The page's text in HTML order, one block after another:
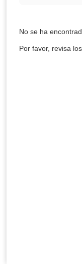
No se ha
Por favor, revisa